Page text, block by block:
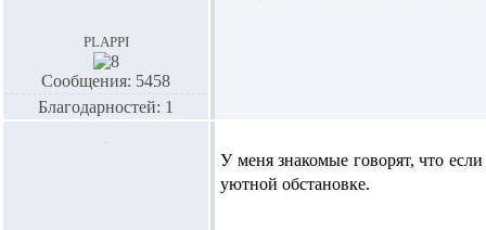
plappi
Сообщения: 5458
Благодарностей: 1
У меня знакомые говорят, что
уютной обстановке.